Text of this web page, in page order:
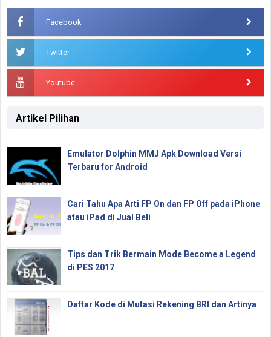
Facebook
Twitter
Youtube
Artikel Pilihan
Emulator Dolphin MMJ Apk Download Versi
Terbaru for Android
Cari Tahu Apa Arti FP On dan FP Off pada iPhone
atau iPad di Jual Beli
Tips dan Trik Bermain Mode Become a Legend
di PES 2017
Daftar Kode di Mutasi Rekening BRI dan Artinya